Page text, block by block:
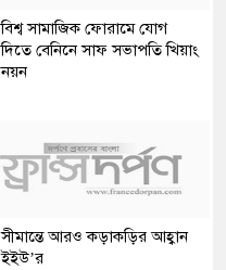
বিশ্ব সামাজিক ফোরামে যোগ
দিতে বেনিনে সাফ সভাপতি খিয়াং
নয়ন
সীমান্তে আরও কড়াকড়ির আহ্বান
ইইউ’র